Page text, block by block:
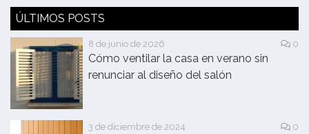
ÚLTIMOS POSTS
8 de junio de 2026 0
Cómo ventilar la casa en verano sin
renunciar al diseño del salón
3 de diciembre de 2024 0